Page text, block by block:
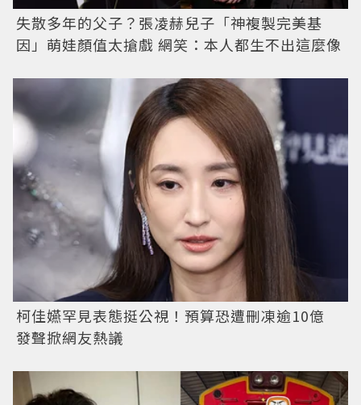
失散多年的父子？張凌赫兒子「神複製完美基
因」萌娃顏值太搶戲 網笑：本人都生不出這麼像
柯佳嬿罕見表態挺公視！預算恐遭刪凍逾10億
發聲掀網友熱議